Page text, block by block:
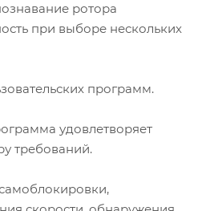
ротора
при выборе нескольких
программ.
удовлетворяет
требований.